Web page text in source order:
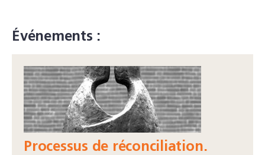
Événements :
Processus de réconciliation.